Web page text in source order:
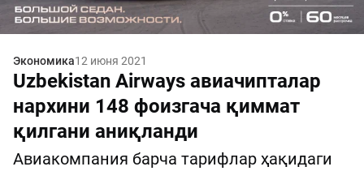
Экономика12 июня 2021
Uzbekistan Airways авиачипталар
нархини 148 фоизгача қиммат
қилгани аниқланди
Авиакомпания барча тарифлар ҳақидаги